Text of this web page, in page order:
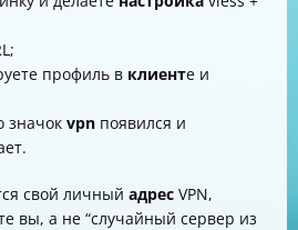
профиль в клиенте и
значок vpn появился и
свой личный адрес VPN,
вы, а не “случайный сервер из